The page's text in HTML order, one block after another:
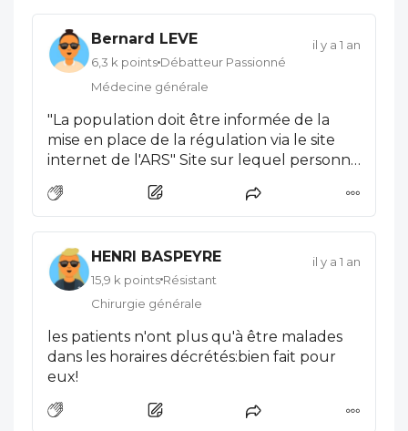
Bernard LEVE
6,3 k points Débatteur Passionné
Médecine générale
il y a 1 an
"La population doit être informée de la
mise en place de la régulation via le site
internet de l'ARS" Site sur lequel personne
HENRI BASPEYRE
15,9 k points Résistant
Chirurgie générale
il y a 1 an
les patients n'ont plus qu'à être malades
dans les horaires décrétés:bien fait pour
eux!